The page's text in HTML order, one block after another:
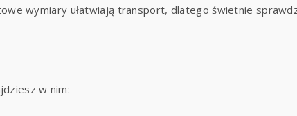
wymiary ułatwiają transport, dlatego świetnie
w nim: